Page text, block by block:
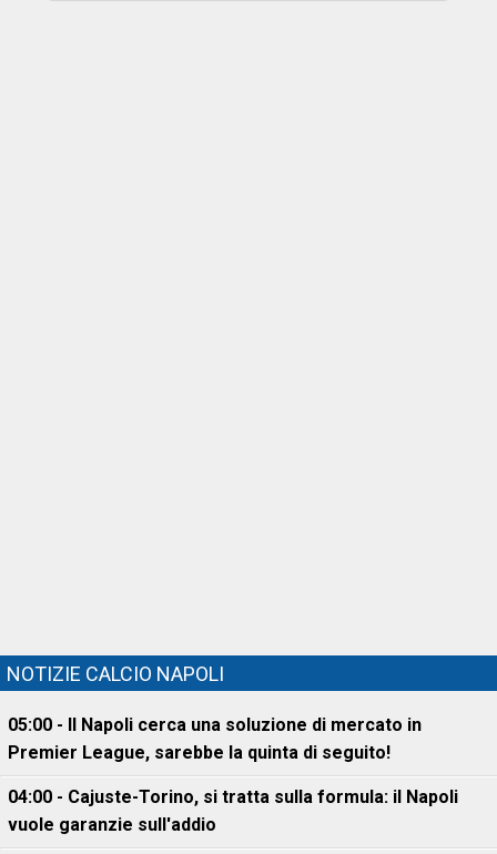
NOTIZIE CALCIO NAPOLI
05:00 - Il Napoli cerca una soluzione di mercato in
Premier League, sarebbe la quinta di seguito!
04:00 - Cajuste-Torino, si tratta sulla formula: il Napoli
vuole garanzie sull'addio